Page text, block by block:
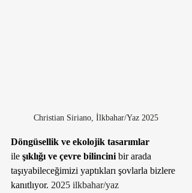
Christian Siriano, İlkbahar/Yaz 2025
Döngüsellik ve ekolojik tasarımlar
ile şıklığı ve çevre bilincini bir arada
taşıyabileceğimizi yaptıkları şovlarla bizlere
kanıtlıyor. 2025 ilkbahar/yaz